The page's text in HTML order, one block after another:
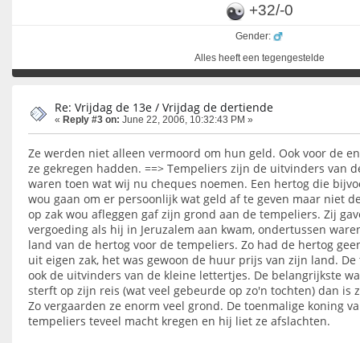
+32/-0
Gender:
Alles heeft een tegengestelde
Re: Vrijdag de 13e / Vrijdag de dertiende
« Reply #3 on: June 22, 2006, 10:32:43 PM »
Ze werden niet alleen vermoord om hun geld. Ook voor de
ze gekregen hadden. ==> Tempeliers zijn de uitvinders van
waren toen wat wij nu cheques noemen. Een hertog die
wou gaan om er persoonlijk wat geld af te geven maar niet
op zak wou afleggen gaf zijn grond aan de tempeliers. Zij
vergoeding als hij in Jeruzalem aan kwam, ondertussen
land van de hertog voor de tempeliers. Zo had de hertog
uit eigen zak, het was gewoon de huur prijs van zijn land.
ook de uitvinders van de kleine lettertjes. De belangrijkste
sterft op zijn reis (wat veel gebeurde op zo'n tochten) dan is
Zo vergaarden ze enorm veel grond. De toenmalige koning
tempeliers teveel macht kregen en hij liet ze afslachten.